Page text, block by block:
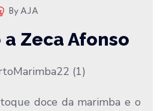
ByAJA
Zeca Afonso
doce da marimba e o